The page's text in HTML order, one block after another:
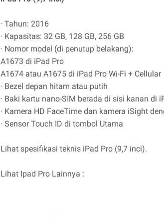
· Tahun: 2016
· Kapasitas: 32 GB, 128 GB, 256 GB
· Nomor model (di penutup belakang):
A1673 di iPad Pro
A1674 atau A1675 di iPad Pro Wi-Fi + Cellular
· Bezel depan hitam atau putih
· Baki kartu nano-SIM berada di sisi kanan di
· Kamera HD FaceTime dan kamera iSight
· Sensor Touch ID di tombol Utama
Lihat spesifikasi teknis iPad Pro (9,7 inci).
Lihat Ipad Pro Lainnya :